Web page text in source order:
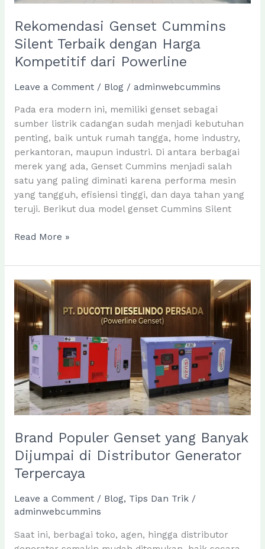
Rekomendasi Genset Cummins
Silent Terbaik dengan Harga
Kompetitif dari Powerline
Leave a Comment / Blog/ adminwebcummins
Pada era modern ini, memiliki genset sebagai
sumber listrik cadangan sudah menjadi kebutuhan
penting, baik untuk rumah tangga, home industry,
perkantoran, maupun industri. Di antara berbagai
merek yang ada, Genset Cummins menjadi salah
satu yang paling diminati karena performa mesin
yang tangguh, efisiensi tinggi, dan daya tahan yang
teruji. Berikut dua model genset Cummins Silent
Rekomendasi
Cummins
Silent
Terbaik
dengan
Harga
Kompetitif
Powerline
Read More »
Brand Populer Genset yang Banyak
Dijumpai di Distributor Generator
Terpercaya
Leave a Comment / Blog, Tips Dan Trik/
adminwebcummins
Saat ini, berbagai toko, agen, hingga distributor